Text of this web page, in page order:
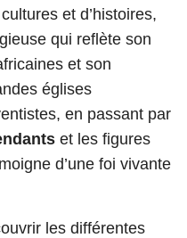
et d’histoires,
qui reflète son
et son
églises
en passant par
et les figures
d’une foi vivante
les différentes